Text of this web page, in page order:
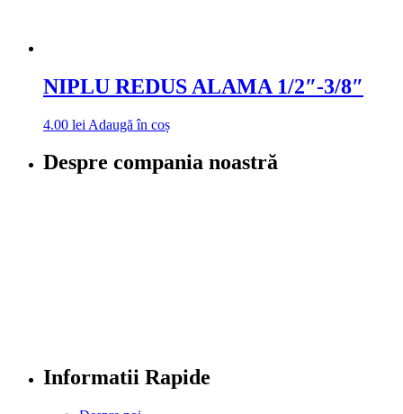
NIPLU REDUS ALAMA 1/2″-3/8″
4.00 lei Adaugă în coș
Despre compania noastră
Informatii Rapide